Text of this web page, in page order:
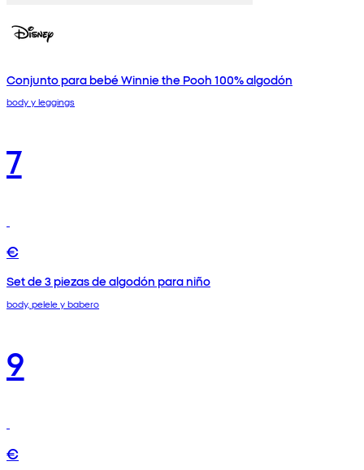
Conjunto para bebé Winnie the Pooh 100% algodón
body y leggings
7
€
Set de 3 piezas de algodón para niño
body, pelele y babero
9
€